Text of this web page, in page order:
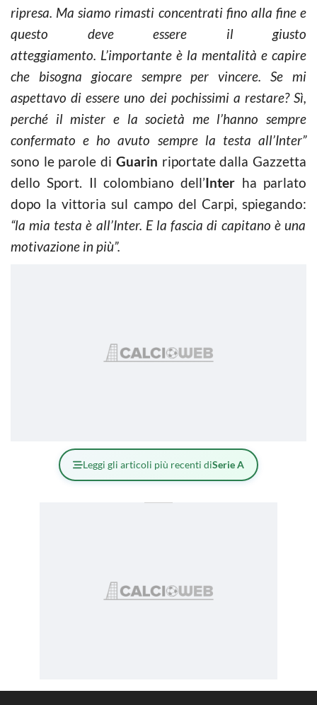
ripresa. Ma siamo rimasti concentrati fino alla fine e
questo deve essere il giusto
atteggiamento. L’importante è la mentalità e capire
che bisogna giocare sempre per vincere. Se mi
aspettavo di essere uno dei pochissimi a restare? Sì,
perché il mister e la società me l’hanno sempre
confermato e ho avuto sempre la testa all’Inter”
sono le parole di Guarin riportate dalla Gazzetta
dello Sport. Il colombiano dell’Inter ha parlato
dopo la vittoria sul campo del Carpi, spiegando:
“la mia testa è all’Inter. E la fascia di capitano è una
motivazione in più”.
Leggi gli articoli più recenti diSerie A